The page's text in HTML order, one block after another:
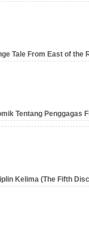
Tale From East of the
Tentang Penggagas
Kelima (The Fifth